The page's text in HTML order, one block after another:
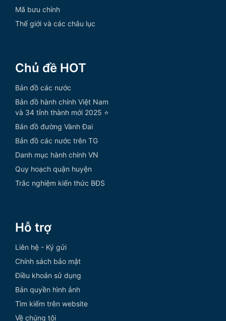
Mã bưu chính
Thế giới và các châu lục
Chủ đề HOT
Bản đồ các nước
Bản đồ hành chính Việt Nam
và 34 tỉnh thành mới 2025 ⭐
Bản đồ đường Vành Đai
Bản đồ các nước trên TG
Danh mục hành chính VN
Quy hoạch quận huyện
Trắc nghiệm kiến thức BĐS
Hỗ trợ
Liên hệ - Ký gửi
Chính sách bảo mật
Điều khoản sử dụng
Bản quyền hình ảnh
Tìm kiếm trên website
Về chúng tôi